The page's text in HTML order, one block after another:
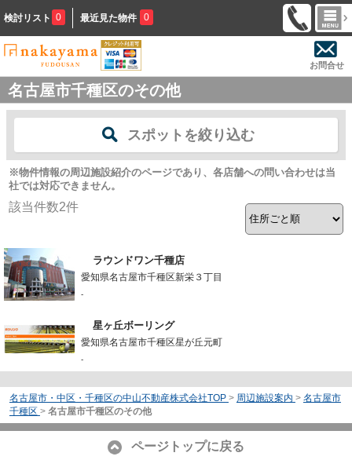
検討リスト 0 最近見た物件 0
お問合せ
名古屋市千種区のその他
スポットを絞り込む
※物件情報の周辺施設紹介のページであり、各店舗への問い合わせは当
社では対応できません。
該当件数2件
ラウンドワン千種店
愛知県名古屋市千種区新栄３丁目
-
星ヶ丘ボーリング
愛知県名古屋市千種区星が丘元町
-
名古屋市・中区・千種区の中山不動産株式会社TOP > 周辺施設案内 > 名古屋市
千種区 > 名古屋市千種区のその他
ページトップに戻る